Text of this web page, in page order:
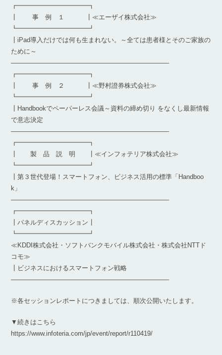
┏━━━━━━━━━━━┓
┃ 事 例 １ ┃≪エーザイ株式会社≫
┗━━━━━━━━━━━┛
┃iPad導入だけでは何も生まれない。～全ては患者様とそのご家族の
ために～
————————————————————————–
┏━━━━━━━━━━━┓
┃ 事 例 ２ ┃≪野村證券株式会社≫
┗━━━━━━━━━━━┛
┃Handbookでペーパーレス会議～資料の締め切り をなくし最新情報
で意志決定
————————————————————————–
┏━━━━━━━━━━━┓
┃ 製 品 説 明 ┃≪インフォテリア株式会社≫
┗━━━━━━━━━━━┛
┃第３世代登場！スマートフォン、ビジネス活用の標準「Handboo
k」
————————————————————————–
┏━━━━━━━━━━━┓
┃パネルディスカッション┃
┗━━━━━━━━━━━┛
≪KDDI株式会社・ソフトバンクモバイル株式会社・株式会社NTTド
コモ≫
┃ビジネスにおけるスマートフォン戦略
————————————————————————–
※各セッションレポートにつきましては、順次公開いたします。
▼続きはこちら
https://www.infoteria.com/jp/event/report/r110419/